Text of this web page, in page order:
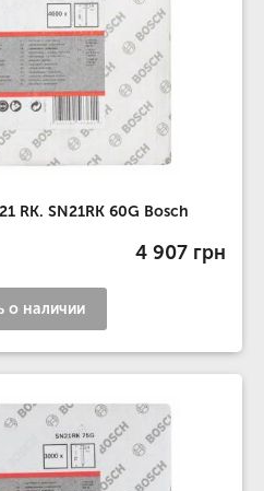
RK. SN21RK 60G Bosch
4 907 грн
о наличии